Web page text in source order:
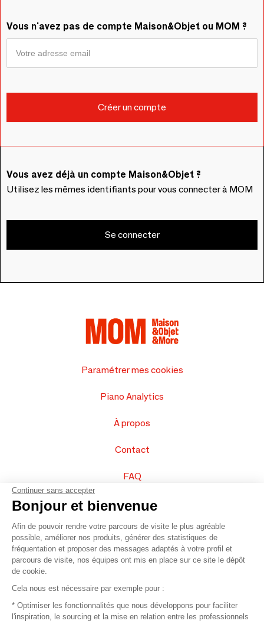
Vous n'avez pas de compte Maison&Objet ou MOM ?
Vous avez déjà un compte Maison&Objet ?
Utilisez les mêmes identifiants pour vous connecter à MOM
Se connecter
Paramétrer mes cookies
Piano Analytics
À propos
Contact
FAQ
Vendez vos produits
Plan du site
© 2016 –Organisation SAFI
Recrutement
Continuer sans accepter
Bonjour et bienvenue
Afin de pouvoir rendre votre parcours de visite le plus agréable
possible, améliorer nos produits, générer des statistiques de
fréquentation et proposer des messages adaptés à votre profil et
parcours de visite, nos équipes ont mis en place sur ce site le dépôt
de cookie.
Cela nous est nécessaire par exemple pour :
* Optimiser les fonctionnalités que nous développons pour faciliter
l'inspiration, le sourcing et la mise en relation entre les professionnels